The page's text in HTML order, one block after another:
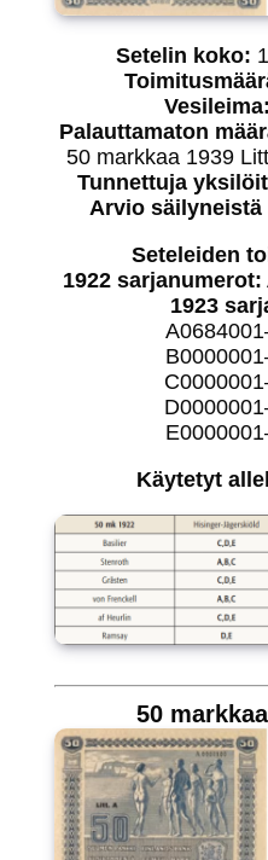
Setelin koko:
Vesileima:
Palauttamaton
50 markkaa 1939
Tunnettuja
Arvio säilyneistä
Seteleiden
1922 sarjanumerot:
1923
Käytetyt
50